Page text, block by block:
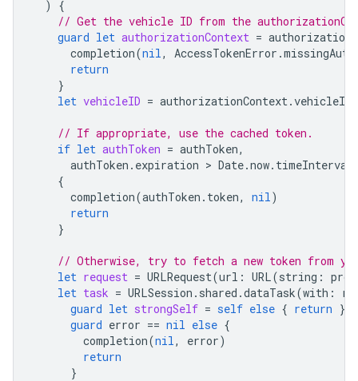
)
{
// Get the vehicle ID from the
guard let authorizationContext =
completion(nil, AccessTokenError .
return
}
let vehicleID = authorizationContext.vehicleID
// If appropriate, use the cached token.
if let authToken = authToken,
authToken . expiration > Date.now.
{
completion(authToken . token, nil)
return
}
// Otherwise, try to fetch a new token from
let request = URLRequest(url : URL(string :
let task = URLSession . shared .dataTask(with :
guard let strongSelf = self else { return }
guard error == nil else {
completion(nil, error)
return
}